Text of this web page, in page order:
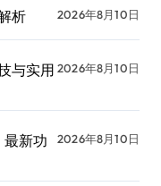
析 2026年8月10日
与实用 2026年8月10日
新功
2026年8月10日